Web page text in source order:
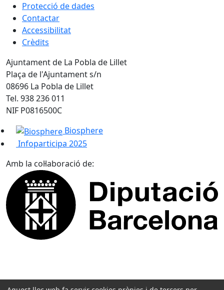
Protecció de dades
Contactar
Accessibilitat
Crèdits
Ajuntament de La Pobla de Lillet
Plaça de l'Ajuntament s/n
08696 La Pobla de Lillet
Tel. 938 236 011
NIF P0816500C
Biosphere
Infoparticipa 2025
Amb la col·laboració de: